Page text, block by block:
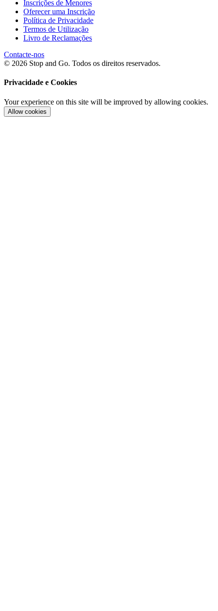
Inscrições de Menores
Oferecer uma Inscrição
Política de Privacidade
Termos de Utilização
Livro de Reclamações
Contacte-nos
© 2026 Stop and Go. Todos os direitos reservados.
Privacidade e Cookies
Your experience on this site will be improved by allowing cookies.
Allow cookies